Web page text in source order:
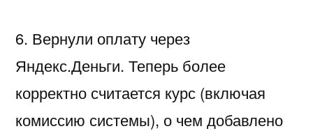
6. Вернули оплату через
Яндекс.Деньги. Теперь более
корректно считается курс (включая
комиссию системы), о чем добавлено